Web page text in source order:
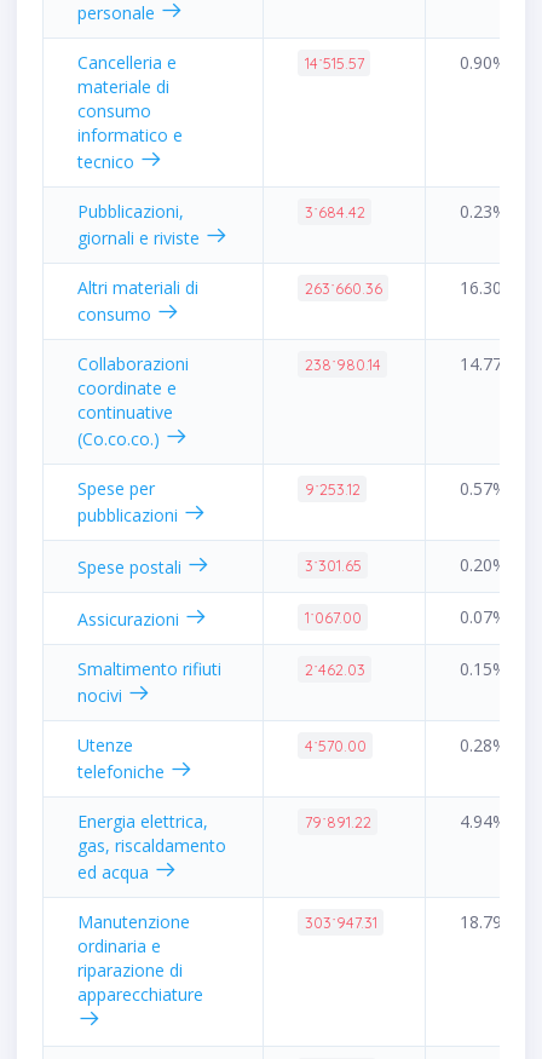
personale
Cancelleria e
materiale di
consumo
informatico e
tecnico
14˙515.57 0.90%
Pubblicazioni,
giornali e riviste
3˙684.42 0.23%
Altri materiali di
consumo
263˙660.36 16.30%
Collaborazioni
coordinate e
continuative
(Co.co.co.)
238˙980.14 14.77%
Spese per
pubblicazioni
9˙253.12 0.57%
Spese postali 3˙301.65 0.20%
Assicurazioni 1˙067.00 0.07%
Smaltimento rifiuti
nocivi
2˙462.03 0.15%
Utenze
telefoniche
4˙570.00 0.28%
Energia elettrica,
gas, riscaldamento
ed acqua
79˙891.22 4.94%
Manutenzione
ordinaria e
riparazione di
apparecchiature
303˙947.31 18.79%